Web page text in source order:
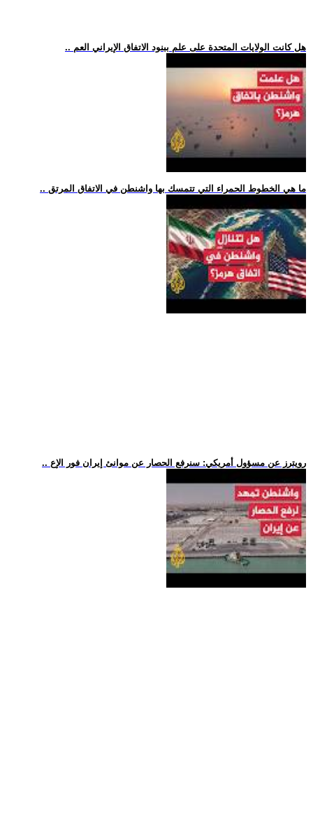
.. هل كانت الولايات المتحدة على علم ببنود الاتفاق الإيراني العم
.. ما هي الخطوط الحمراء التي تتمسك بها واشنطن في الاتفاق المرتق
.. رويترز عن مسؤول أمريكي: سنرفع الحصار عن موانئ إيران فور الإع